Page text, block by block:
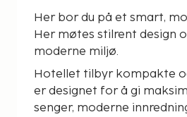
Her bor du på et smart,
Her møtes stilrent design
moderne miljø.
Hotellet tilbyr kompakte
er designet for å gi
senger, moderne